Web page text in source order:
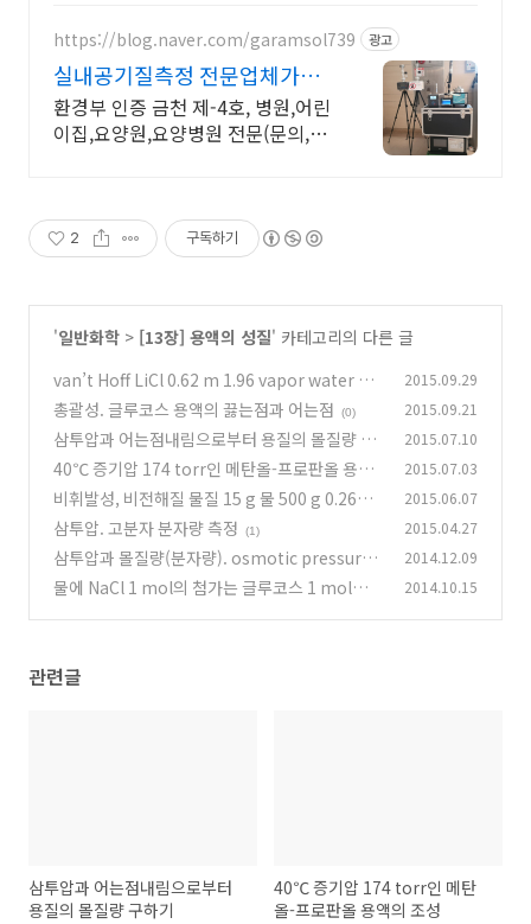
https://blog.naver.com/garamsol739 광고
실내공기질측정 전문업체가람
솔
환경부 인증 금천 제-4호, 병원,어린
이집,요양원,요양병원 전문(문의,카
2 구독하기
'일반화학 > [13장] 용액의 성질' 카테고리의 다른 글
van’t Hoff LiCl 0.62 m 1.96 vapor water 29
8 K 23.76 mmHg
(0)
2015.09.29
총괄성. 글루코스 용액의 끓는점과 어는점 (0) 2015.09.21
삼투압과 어는점내림으로부터 용질의 몰질량 구
하기
(0)
2015.07.10
40℃ 증기압 174 torr인 메탄올-프로판올 용액
의 조성 (0)
2015.07.03
비휘발성, 비전해질 물질 15 g 물 500 g 0.26℃
(2)
2015.06.07
삼투압. 고분자 분자량 측정 (1) 2015.04.27
삼투압과 몰질량(분자량). osmotic pressure
equation
(0)
2014.12.09
물에 NaCl 1 mol의 첨가는 글루코스 1 mol보다
2014.10.15
관련글
삼투압과 어는점내림으로부터
용질의 몰질량 구하기
40℃ 증기압 174 torr인 메탄
올-프로판올 용액의 조성